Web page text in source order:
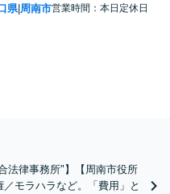
県| 周南市営業時間：本日定休日
法律事務所"】【周南市役所
モラハラなど。「費用」と